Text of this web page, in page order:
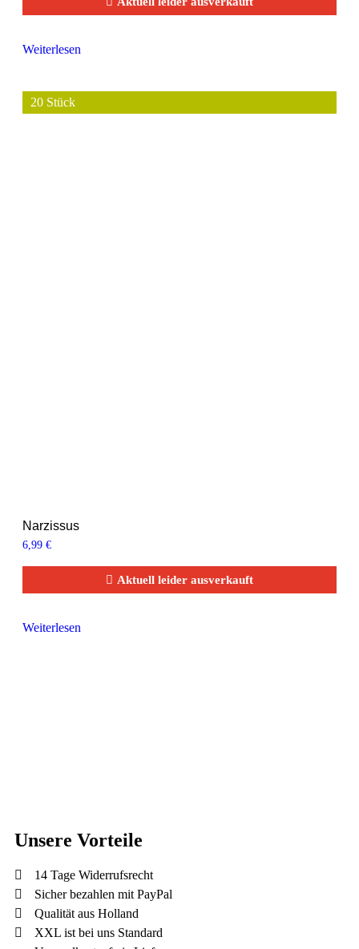
Weiterlesen
20 Stück
Narzissus
6,99 €
Aktuell leider ausverkauft
Weiterlesen
Unsere Vorteile
14 Tage Widerrufsrecht
Sicher bezahlen mit PayPal
Qualität aus Holland
XXL ist bei uns Standard